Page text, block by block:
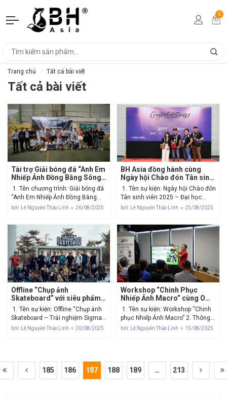
0
Trang chủ Tất cả bài viết
Tất cả bài viết
Tài trợ Giải bóng đá “Anh Em
Nhiếp Ảnh Đồng Bằng Sông
Cửu Long” lần III – 2025
1. Tên chương trình: Giải bóng đá
“Anh Em Nhiếp Ảnh Đồng Bằng
Sông Cửu Long” lần III – 2025 2.
đá “Anh Em Nhiếp Ảnh Đồng Bằng
Sông Cửu Long”...
bởi: Lê Nguyễn Thảo Linh 26/08/2025
BH Asia đồng hành cùng
Ngày hội Chào đón Tân sinh
viên 2025 Đại học RMIT
1. Tên sự kiện: Ngày hội Chào đón
Tân sinh viên 2025 – Đại học
RMIT 2. Thông tin sự kiện:Thời
Học RMIT Nam Sài Gòn, 702
Đường Nguyễn Văn Linh,...
bởi: Lê Nguyễn Thảo Linh 25/08/2025
Offline “Chụp ảnh
Skateboard” với siêu phẩm
Sigma 200mm F2 DG OS
1. Tên sự kiện: Offline “Chụp ảnh
Skateboard – Trải nghiệm Sigma
200mm F2 DG OS | Sports” 2.
viên...
bởi: Lê Nguyễn Thảo Linh 20/08/2025
Workshop “Chinh Phục
Nhiếp Ảnh Macro” cùng OM
SYSTEM Vietnam
1. Tên sự kiện: Workshop “Chinh
phục Nhiếp Ảnh Macro” 2. Thông
tin sự kiện:Thời gian:
MinhDiễn giả:...
bởi: Lê Nguyễn Thảo Linh 15/08/2025
185 186 187 188 189 … 213